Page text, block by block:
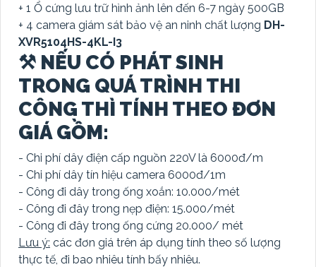
+ 1 Ổ cứng lưu trữ hình ảnh lên đến 6-7 ngày 500GB
+ 4 camera giám sát bảo vệ an ninh chất lượng DH-
XVR5104HS-4KL-I3
⚒ NẾU CÓ PHÁT SINH
TRONG QUÁ TRÌNH THI
CÔNG THÌ TÍNH THEO ĐƠN
GIÁ GỒM:
- Chi phí dây điện cấp nguồn 220V là 6000đ/m
- Chi phí dây tín hiệu camera 6000đ/1m
- Công đi dây trong ống xoắn: 10.000/mét
- Công đi đây trong nẹp điện: 15.000/mét
- Công đi đây trong ống cứng 20.000/ mét
Lưu ý: các đơn giá trên áp dụng tính theo số lượng
thực tế, đi bao nhiêu tính bấy nhiêu.